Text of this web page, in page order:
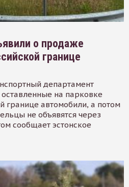
о продаже
границе
департамент
на парковке
границе автомобили, а потом
не объявятся через
сообщает эстонское